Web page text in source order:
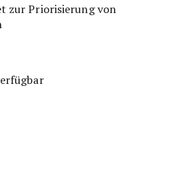
zur Priorisierung von